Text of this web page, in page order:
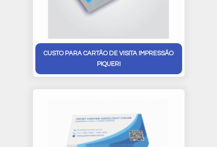
CUSTO PARA CARTÃO DE VISITA IMPRESSÃO
PIQUERI